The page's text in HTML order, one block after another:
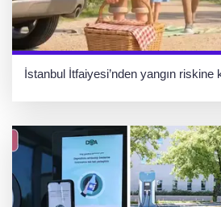
İstanbul İtfaiyesi’nden yangın riskine